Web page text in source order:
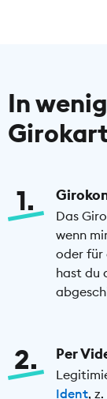
In
1 Das
wenn
oder für
hast du
2 Per
Ident,